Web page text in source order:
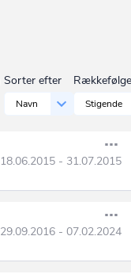
Sorter efter
Navn
Rækkefølge
Stigende
18.06.2015 - 31.07.2015
29.09.2016 - 07.02.2024